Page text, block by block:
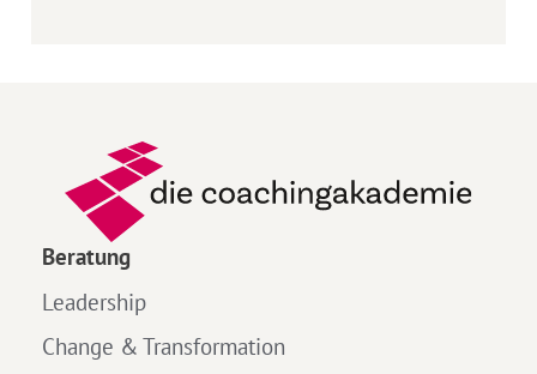
Beratung
Leadership
Change & Transformation